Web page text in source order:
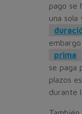
pago se
una sola
prima
se paga
plazos
durante